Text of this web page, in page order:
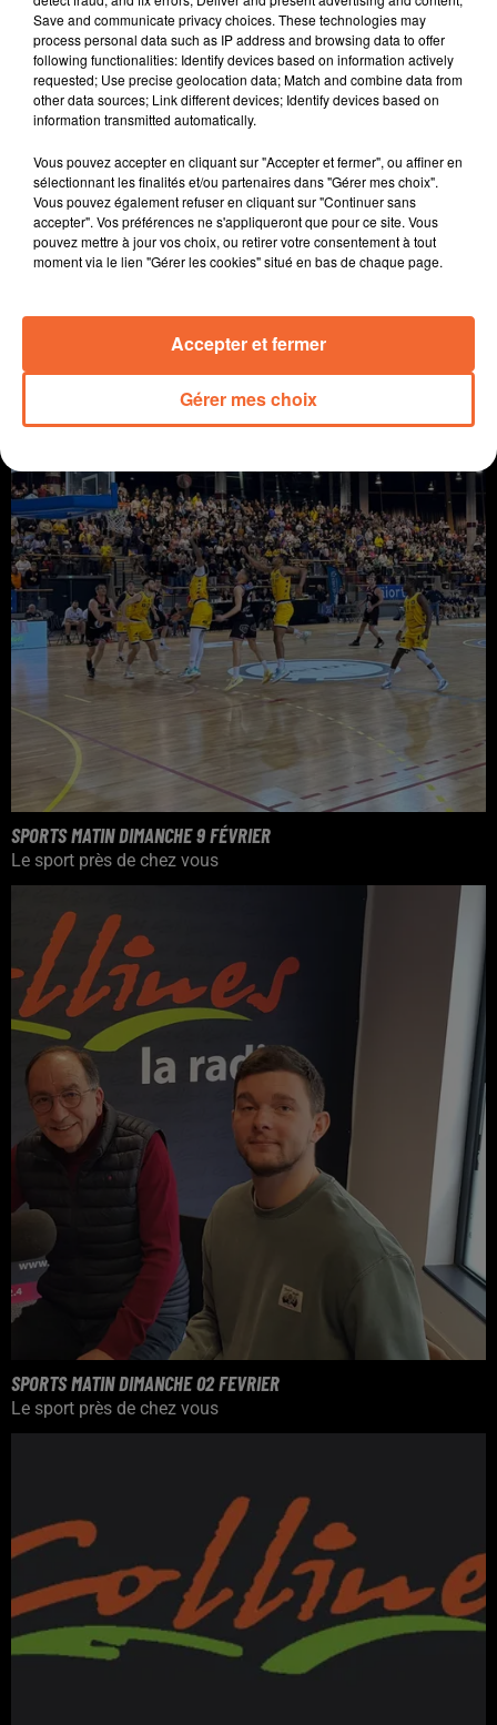
Sport
SPORTS MATIN DIMANCHE 9 FÉVRIER
Le sport près de chez vous
SPORTS MATIN DIMANCHE 02 FEVRIER
Le sport près de chez vous
Save and communicate privacy choices. These technologies may
process personal data such as IP address and browsing data to offer
following functionalities: Identify devices based on information actively
requested; Use precise geolocation data; Match and combine data from
other data sources; Link different devices; Identify devices based on
information transmitted automatically.
Vous pouvez accepter en cliquant sur "Accepter et fermer", ou affiner en
sélectionnant les finalités et/ou partenaires dans "Gérer mes choix".
Vous pouvez également refuser en cliquant sur "Continuer sans
accepter". Vos préférences ne s'appliqueront que pour ce site. Vous
pouvez mettre à jour vos choix, ou retirer votre consentement à tout
moment via le lien "Gérer les cookies" situé en bas de chaque page.
Gérer mes choix
Accepter et fermer